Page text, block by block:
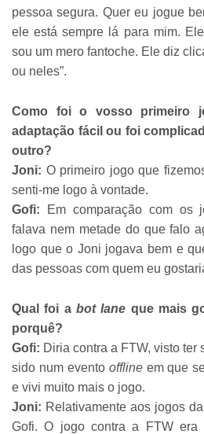
pessoa segura. Quer eu jogue
ele está sempre lá para mim.
sou um mero fantoche. Ele diz
ou neles”.
Como foi o vosso primeiro
adaptação fácil ou foi
outro?
Joni: O primeiro jogo que
senti-me logo à vontade.
Gofi:
Em comparação com os
falava nem metade do que falo
logo que o Joni jogava bem e
das pessoas com quem eu
Qual foi a bot lane que mais
porquê?
Gofi: Diria contra a FTW, visto ter
sido num evento offlineem que
e vivi muito mais o jogo.
Joni: Relativamente aos jogos
Gofi. O jogo contra a FTW era